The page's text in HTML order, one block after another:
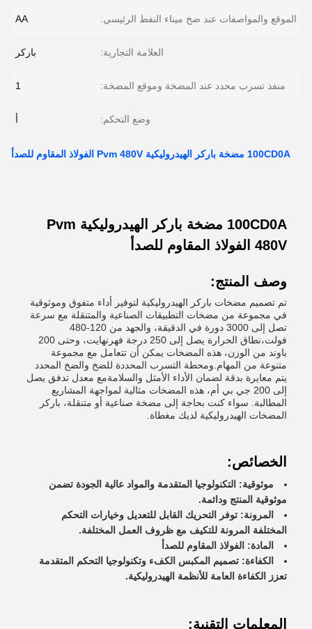
الموقع والمواصفات عند ضخ ميناء النفط الرئيسي: AA
العلامة التجارية: باركر
منفذ تسرب محدد عند المضخة وموقع المضخة: 1
وضع التحكم: أ
100CD0A مضخة باركر الهيدروليكية Pvm 480V الفولاذ المقاوم للصدأ
100CD0A مضخة باركر الهيدروليكية Pvm
480V الفولاذ المقاوم للصدأ
وصف المنتج:
تم تصميم مضخات باركر الهيدروليكية لتوفير أداء متفوق وموثوقية
في مجموعة من مضخات التطبيقات الصناعية والمتنقلة مع سرعة
تصل إلى 3000 دورة في الدقيقة، والجهد من 120-480
فولت،نطاق الحرارة يصل إلى 250 درجة فهرنهايت، وحتى 200
باوند من الوزن، هذه المضخات يمكن أن تتعامل مع مجموعة
متنوعة من المهام.ومحطة التسرب المحددة للضخ والضخ المحدد
يتم معايرة بدقة لضمان الأداء الأمثل والسلامةمع معدل تدفق يصل
إلى 200 جي بي أم، هذه المضخات مثالية لمواجهة المشاريع
المطالبة. سواء كنت بحاجة إلى مضخة صناعية أو متنقلة، باركر
المضخات الهيدروليكية لديك مغطاة.
الخصائص:
موثوقية: التكنولوجيا المتقدمة والمواد عالية الجودة تضمن
موثوقية المنتج ودائمة.
المرونة: توفر التحريك القابل للتعديل وخيارات التحكم
المختلفة المرونة للتكيف مع ظروف العمل المختلفة.
المادة: الفولاذ المقاوم للصدأ
الكفاءة: تصميم المكبس الكفء وتكنولوجيا التحكم المتقدمة
تعزز الكفاءة العامة للأنظمة الهيدروليكية.
المعلمات التقنية: